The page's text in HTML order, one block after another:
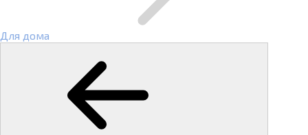
Для дома